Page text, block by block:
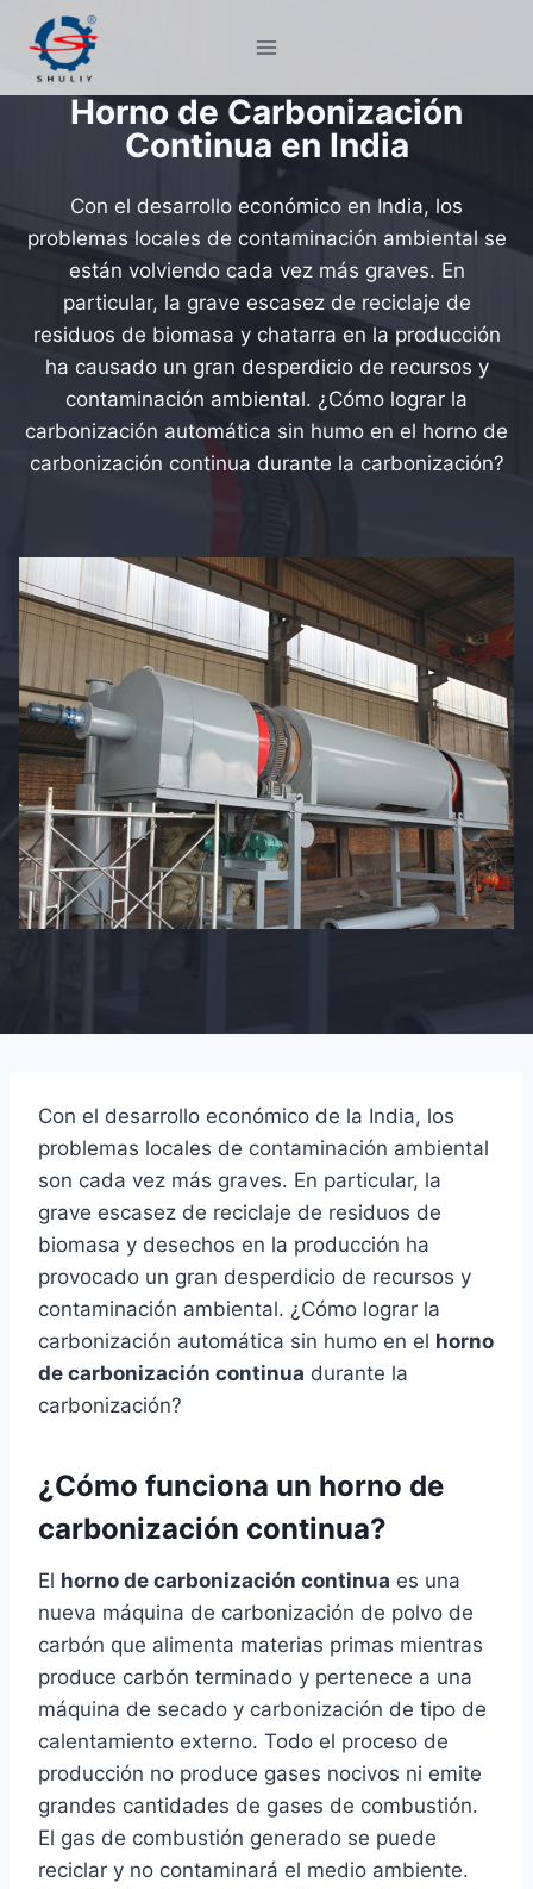
Saltar
contenido
Horno de Carbonización
Continua en India
Con el desarrollo económico en India, los
problemas locales de contaminación ambiental se
están volviendo cada vez más graves. En
particular, la grave escasez de reciclaje de
residuos de biomasa y chatarra en la producción
ha causado un gran desperdicio de recursos y
contaminación ambiental. ¿Cómo lograr la
carbonización automática sin humo en el horno de
carbonización continua durante la carbonización?
Con el desarrollo económico de la India, los
problemas locales de contaminación ambiental
son cada vez más graves. En particular, la
grave escasez de reciclaje de residuos de
biomasa y desechos en la producción ha
provocado un gran desperdicio de recursos y
contaminación ambiental. ¿Cómo lograr la
carbonización automática sin humo en el horno
de carbonización continua durante la
carbonización?
¿Cómo funciona un horno de
carbonización continua?
El horno de carbonización continua es una
nueva máquina de carbonización de polvo de
carbón que alimenta materias primas mientras
produce carbón terminado y pertenece a una
máquina de secado y carbonización de tipo de
calentamiento externo. Todo el proceso de
producción no produce gases nocivos ni emite
grandes cantidades de gases de combustión.
El gas de combustión generado se puede
reciclar y no contaminará el medio ambiente.